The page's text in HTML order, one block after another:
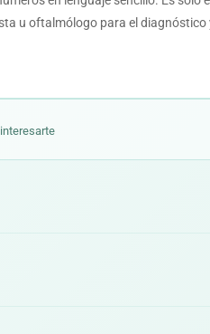
u oftalmólogo para el diagnóstico